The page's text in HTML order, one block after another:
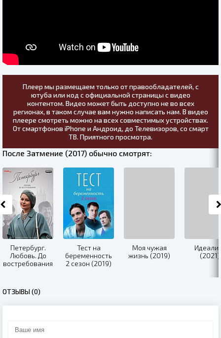
Плеер мы размещаем только от правообладателей, с
ютуба или код с официальной страницы с видео
контентом. Видео может быть доступно не во всех
регионах, в таком случае вам нужно написать нам. В видео
плеере смотреть можно на всех совместимых устройствах.
От смартфонов iPhone и Андроид, до Телевизоров, со смарт
ТВ. Приятного просмотра.
После Затмение (2017) обычно смотрят:
Петербург.
Любовь. До
востребования
Тест на
беременность
2 сезон (2019)
Моя чужая
жизнь (2019)
(2021)
ОТЗЫВЫ (0)